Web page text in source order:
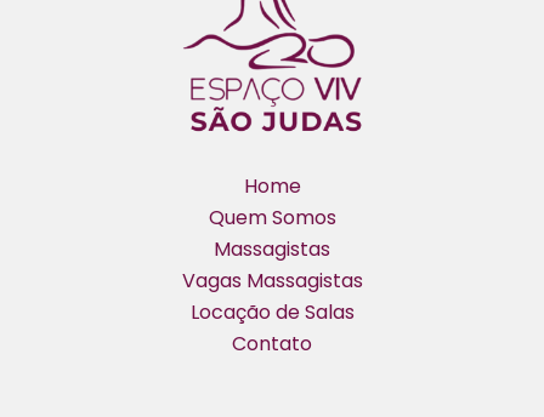
Home
Quem Somos
Massagistas
Vagas Massagistas
Locação de Salas
Contato